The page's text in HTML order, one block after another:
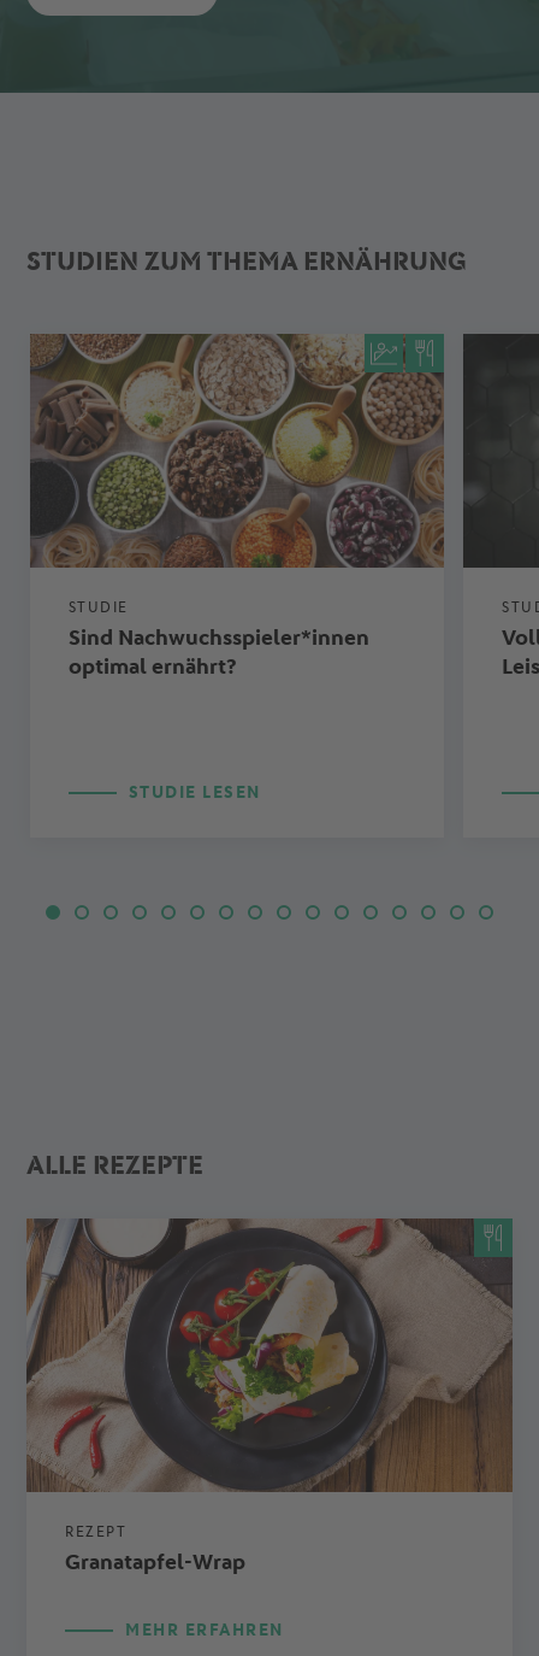
STUDIEN ZUM THEMA ERNÄHRUNG
STUDIE
Sind Nachwuchsspieler*innen
optimal ernährt?
STUDIE LESEN
ALLE REZEPTE
REZEPT
Granatapfel-Wrap
MEHR ERFAHREN